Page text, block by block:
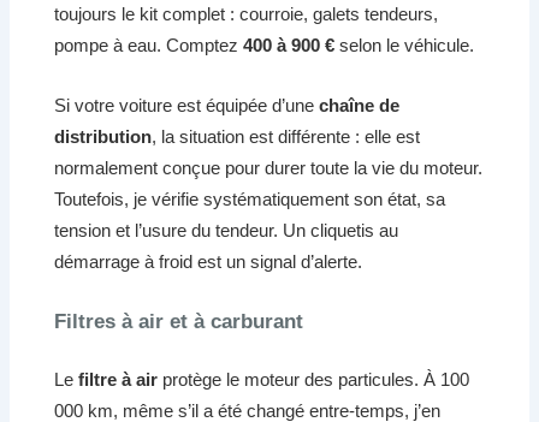
toujours le kit complet : courroie, galets tendeurs,
pompe à eau. Comptez400 à 900 € selon le véhicule.
Si votre voiture est équipée d’unechaîne de
distribution, la situation est différente : elle est
normalement conçue pour durer toute la vie du moteur.
Toutefois, je vérifie systématiquement son état, sa
tension et l’usure du tendeur. Un cliquetis au
démarrage à froid est un signal d’alerte.
Filtres à air et à carburant
Lefiltre à air protège le moteur des particules. À 100
000 km, même s’il a été changé entre-temps, j’en